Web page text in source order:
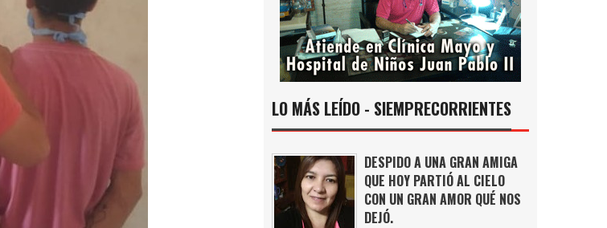
LO MÁS LEÍDO - SIEMPRECORRIENTES
DESPIDO A UNA GRAN AMIGA
QUE HOY PARTIÓ AL CIELO
CON UN GRAN AMOR QUÉ NOS
DEJÓ.